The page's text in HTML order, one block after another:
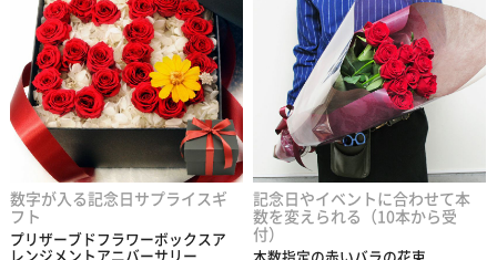
数字が入る記念日サプライスギ
フト
プリザーブドフラワーボックスア
レンジメントアニバーサリー
記念日やイベントに合わせて本
数を変えられる（10本から受
付）
本数指定の赤いバラの花束